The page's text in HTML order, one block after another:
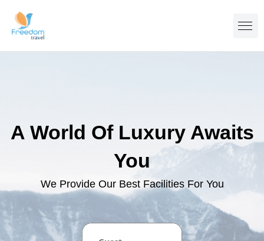
A World Of Luxury Awaits
You
We Provide Our Best Facilities For You